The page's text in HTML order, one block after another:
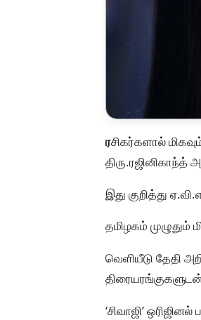
ரசிகர்களால்
திரு.ரஜினிகாந்த்
இது குறித்து
தமிழகம் முழுதும்
வெளியீடு தேதி
‘சிவாஜி’